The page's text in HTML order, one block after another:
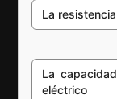
La
La
eléctrico